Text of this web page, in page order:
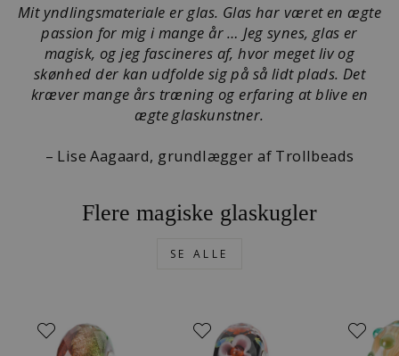
Mit yndlingsmateriale er glas. Glas har været en ægte
passion for mig i mange år … Jeg synes, glas er
magisk, og jeg fascineres af, hvor meget liv og
skønhed der kan udfolde sig på så lidt plads. Det
kræver mange års træning og erfaring at blive en
ægte glaskunstner.
– Lise Aagaard, grundlægger af Trollbeads
Flere magiske glaskugler
SE ALLE